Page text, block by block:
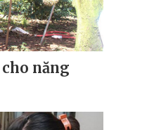
năng